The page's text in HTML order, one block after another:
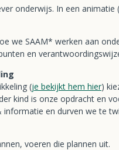
onderwijs. In een animatie
we SAAM* werken aan
en
(je bekijkt hem hier)
kind is onze opdracht en
en durven we te
voeren die plannen uit.